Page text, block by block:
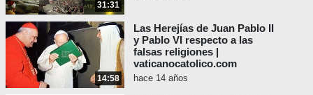
31:31
14:58
Las Herejías de Juan Pablo II
y Pablo VI respecto a las
falsas religiones |
vaticanocatolico.com
hace 14 años